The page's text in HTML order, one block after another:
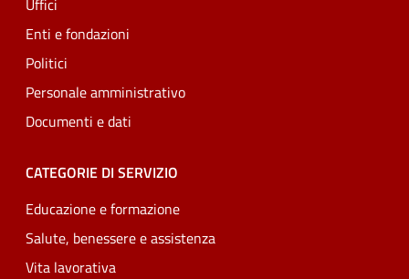
Enti e fondazioni
Politici
Personale amministrativo
Documenti e dati
CATEGORIE DI SERVIZIO
Educazione e formazione
Salute, benessere e assistenza
Vita lavorativa